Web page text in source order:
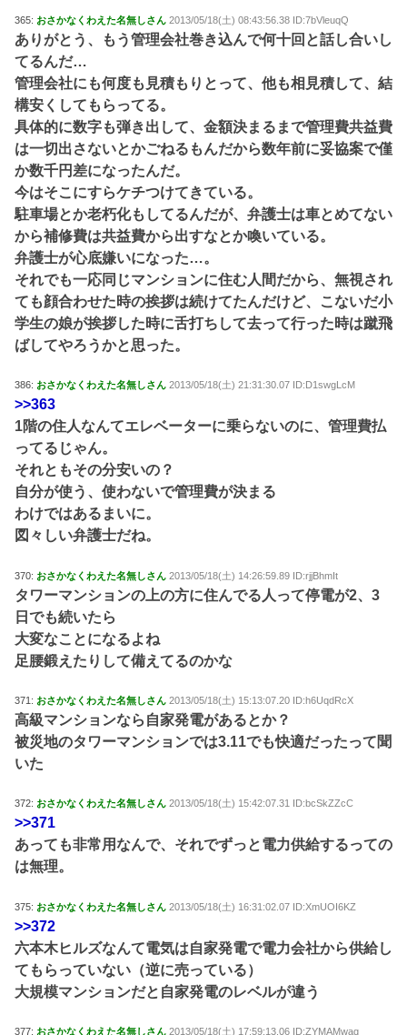
365: おさかなくわえた名無しさん 2013/05/18(土) 08:43:56.38 ID:7bVleuqQ
ありがとう、もう管理会社巻き込んで何十回と話し合いし
てるんだ…
管理会社にも何度も見積もりとって、他も相見積して、結
構安くしてもらってる。
具体的に数字も弾き出して、金額決まるまで管理費共益費
は一切出さないとかごねるもんだから数年前に妥協案で僅
か数千円差になったんだ。
今はそこにすらケチつけてきている。
駐車場とか老朽化もしてるんだが、弁護士は車とめてない
から補修費は共益費から出すなとか喚いている。
弁護士が心底嫌いになった…。
それでも一応同じマンションに住む人間だから、無視され
ても顔合わせた時の挨拶は続けてたんだけど、こないだ小
学生の娘が挨拶した時に舌打ちして去って行った時は蹴飛
ばしてやろうかと思った。
386: おさかなくわえた名無しさん 2013/05/18(土) 21:31:30.07 ID:D1swgLcM
>>363
1階の住人なんてエレベーターに乗らないのに、管理費払
ってるじゃん。
それともその分安いの？
自分が使う、使わないで管理費が決まる
わけではあるまいに。
図々しい弁護士だね。
370: おさかなくわえた名無しさん 2013/05/18(土) 14:26:59.89 ID:rjjBhmIt
タワーマンションの上の方に住んでる人って停電が2、3
日でも続いたら
大変なことになるよね
足腰鍛えたりして備えてるのかな
371: おさかなくわえた名無しさん 2013/05/18(土) 15:13:07.20 ID:h6UqdRcX
高級マンションなら自家発電があるとか？
被災地のタワーマンションでは3.11でも快適だったって聞
いた
372: おさかなくわえた名無しさん 2013/05/18(土) 15:42:07.31 ID:bcSkZZcC
>>371
あっても非常用なんで、それでずっと電力供給するっての
は無理。
375: おさかなくわえた名無しさん 2013/05/18(土) 16:31:02.07 ID:XmUOI6KZ
>>372
六本木ヒルズなんて電気は自家発電で電力会社から供給し
てもらっていない（逆に売っている）
大規模マンションだと自家発電のレベルが違う
377: おさかなくわえた名無しさん 2013/05/18(土) 17:59:13.06 ID:ZYMAMwaq